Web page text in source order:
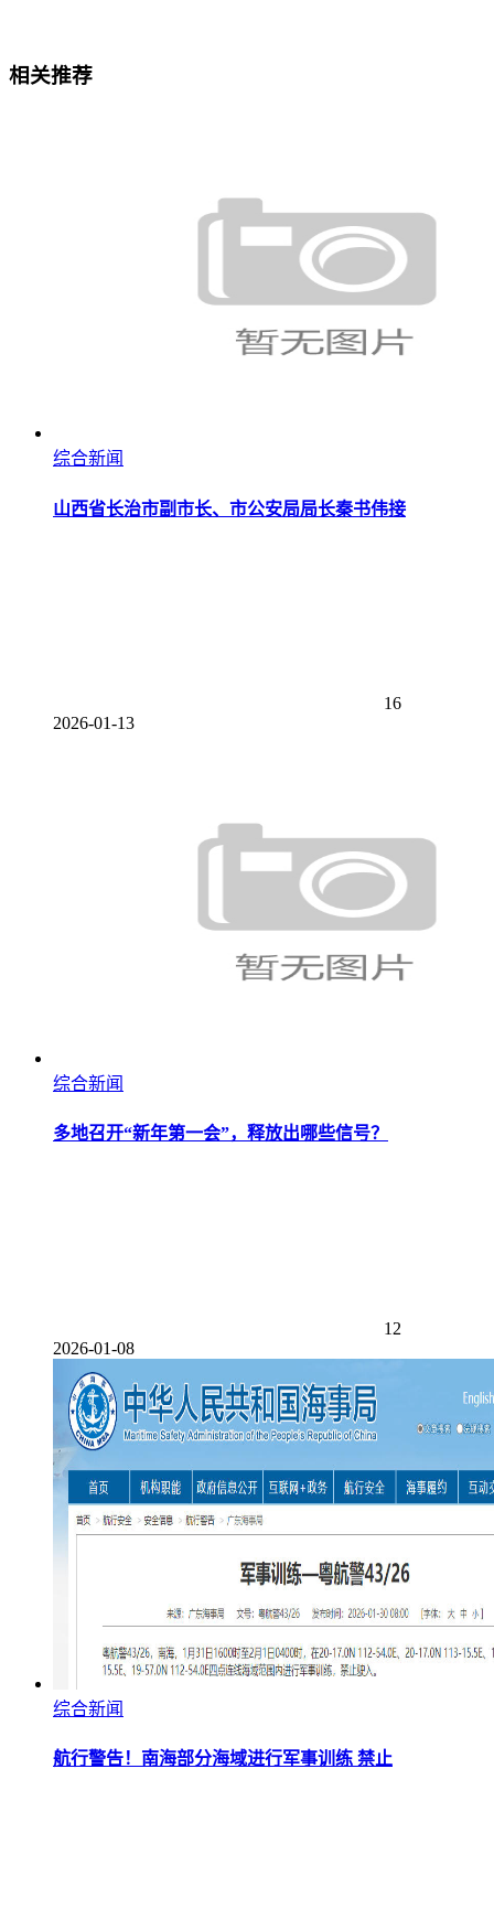
相关推荐
综合新闻
山西省长治市副市长、市公安局局长秦书伟接
16
2026-01-13
综合新闻
多地召开“新年第一会”，释放出哪些信号？
12
2026-01-08
综合新闻
航行警告！南海部分海域进行军事训练 禁止